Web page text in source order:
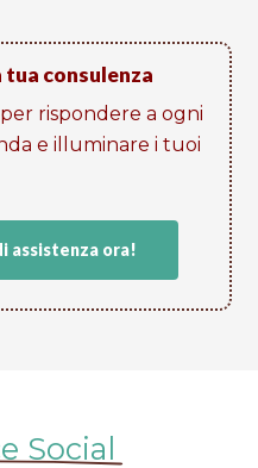
tua consulenza
rispondere a ogni
e illuminare i tuoi
assistenza ora!
Social